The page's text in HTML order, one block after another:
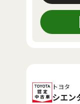
トヨタ
シエン